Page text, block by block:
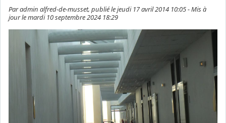
Par admin alfred-de-musset, publié le jeudi 17 avril 2014 10:05 - Mis à
jour le mardi 10 septembre 2024 18:29